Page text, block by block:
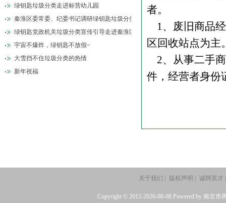
绿钥匙垃圾分类走进标营幼儿园
秦淮区委常委、纪委书记调研绿钥匙垃圾分类
绿钥匙党政机关垃圾分类宣传引导走进秦淮区政府
宇宙不爆炸，绿钥匙不放假~
大雪挡不住垃圾分类的热情
新年祝福
者。
1、废旧商品
区回收站点为主
2、从事二手
件，经营者身份
关于我们 版权声明 诚聘英才
Copyright © 2012-2026-08-08 Powered by 南京